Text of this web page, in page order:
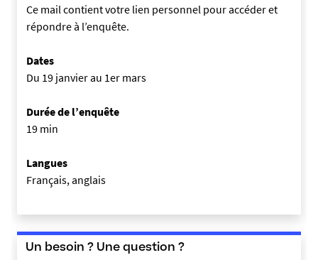
Ce mail contient votre lien personnel pour accéder et
répondre à l’enquête.
Dates
Du 19 janvier au 1er mars
Durée de l’enquête
19 min
Langues
Français, anglais
Un besoin ? Une question ?